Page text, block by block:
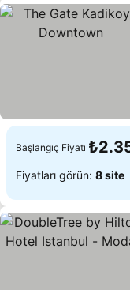
Başlangıç Fiyatı
Fiyatları görün: 8 site